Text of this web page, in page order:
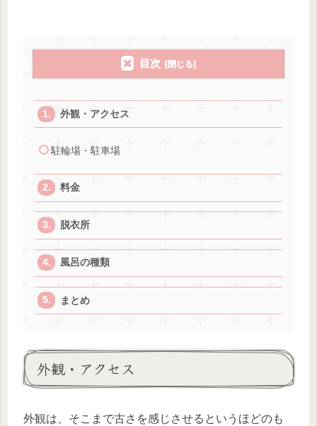
目次
外観・アクセス
駐輪場・駐車場
料金
脱衣所
風呂の種類
まとめ
外観・アクセス
外観は、そこまで古さを感じさせるというほどのも